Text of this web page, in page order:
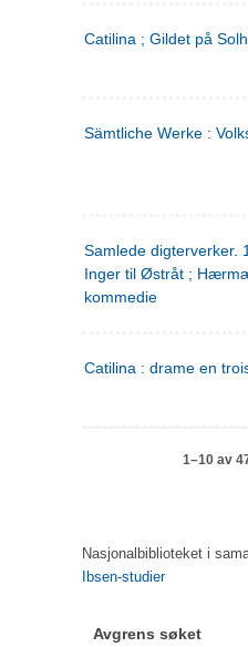
Catilina ; Gildet på
Sämtliche Werke :
Samlede digterverker.
Inger til Østråt ;
kommedie
Catilina : drame en
1–10 av
Nasjonalbiblioteket i
Ibsen-studier
Avgrens søket